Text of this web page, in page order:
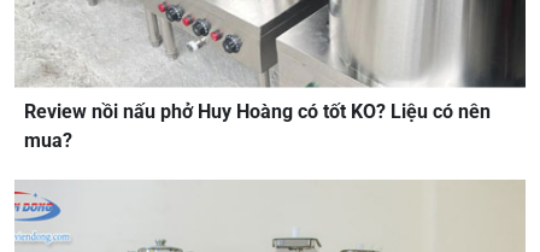
Review nồi nấu phở Huy Hoàng có tốt KO? Liệu có nên
mua?